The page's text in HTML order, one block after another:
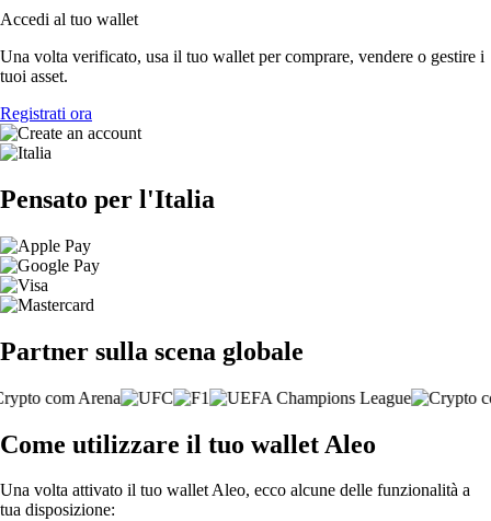
Accedi al tuo wallet
Una volta verificato, usa il tuo wallet per comprare, vendere o gestire i
tuoi asset.
Registrati ora
Pensato per l'Italia
Partner sulla scena globale
Come utilizzare il tuo wallet Aleo
Una volta attivato il tuo wallet Aleo, ecco alcune delle funzionalità a
tua disposizione: